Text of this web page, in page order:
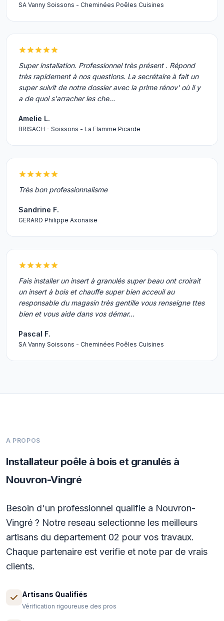
SA Vanny Soissons - Cheminées Poêles Cuisines
Super installation. Professionnel très présent . Répond
très rapidement à nos questions. La secrétaire à fait un
super suivit de notre dossier avec la prime rénov' où il y
a de quoi s'arracher les che…
Amelie L.
BRISACH - Soissons - La Flamme Picarde
Très bon professionnalisme
Sandrine F.
GERARD Philippe Axonaise
Fais installer un insert à granulés super beau ont croirait
un insert à bois et chauffe super bien acceuil au
responsable du magasin très gentille vous renseigne ttes
bien et vous aide dans vos démar…
Pascal F.
SA Vanny Soissons - Cheminées Poêles Cuisines
A PROPOS
Installateur poêle à bois et granulés à
Nouvron-Vingré
Besoin d'un professionnel qualifie a Nouvron-
Vingré ? Notre reseau selectionne les meilleurs
artisans du departement 02 pour vos travaux.
Chaque partenaire est verifie et note par de vrais
clients.
Artisans Qualifiés
Vérification rigoureuse des pros